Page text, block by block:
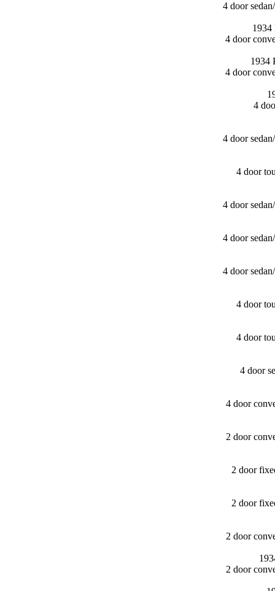
4 door
1934
4 door
1934
4 door
4
4 door
4 door
4 door
4 door
4 door
4 door
4 door
4 door
4 door
2 door
2 door
2 door
2 door
2 door